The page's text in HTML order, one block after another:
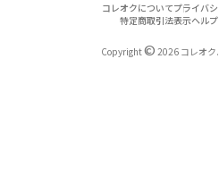
コレオクについてプライバ
特定商取引法表示ヘル
Copyright© 2026 コレオク